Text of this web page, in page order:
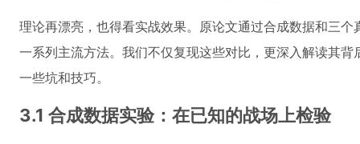
理论再漂亮，也得看实战效果。原论文通过合成数据和三
一系列主流方法。我们不仅复现这些对比，更深入解读其
一些坑和技巧。
3.1 合成数据实验：在已知的战场上检验